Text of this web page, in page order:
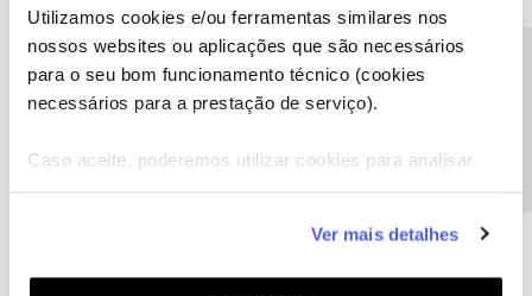
Utilizamos cookies e/ou ferramentas similares nos
nossos websites ou aplicações que são necessários
para o seu bom funcionamento técnico (cookies
necessários para a prestação de serviço).
Caso aceite, poderemos utilizar cookies para analisar
funcionalidades (cookies de personalização e
funcionalidade) e adaptar anúncios aos seus interesses
Ver mais detalhes
Descubra as novidades de julho